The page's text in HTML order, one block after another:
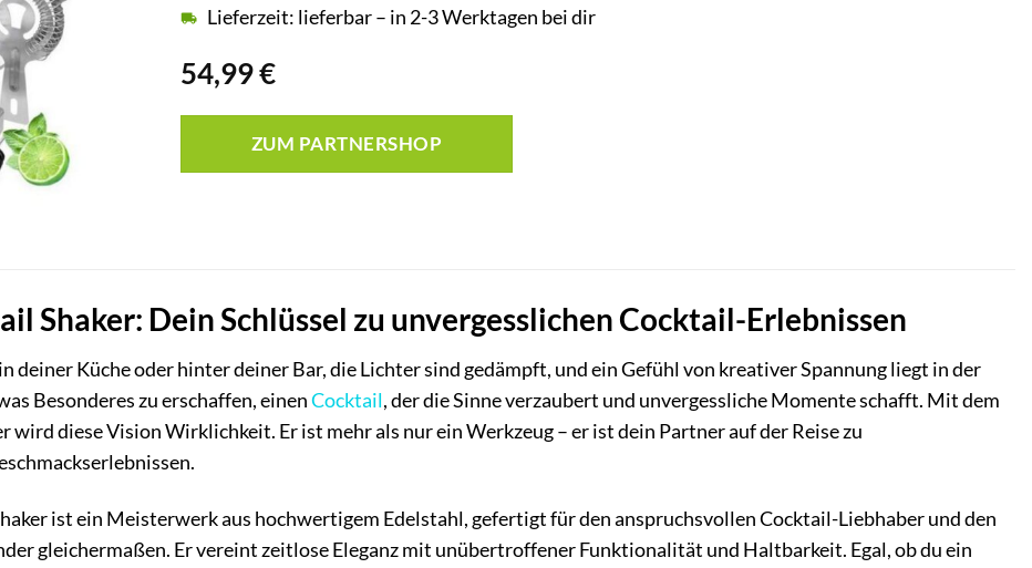
54,99€
Lieferzeit: lieferbar – in 2-3 Werktagen bei dir
ZUM PARTNERSHOP
Shaker: Dein Schlüssel zu unvergesslichen Cocktail-Erlebnissen
deiner Küche oder hinter deiner Bar, die Lichter sind gedämpft, und ein Gefühl von kreativer Spannung liegt in der
Besonderes zu erschaffen, einenCocktail, der die Sinne verzaubert und unvergessliche Momente schafft. Mit dem
wird diese Vision Wirklichkeit. Er ist mehr als nur ein Werkzeug – er ist dein Partner auf der Reise zu
ist ein Meisterwerk aus hochwertigem Edelstahl, gefertigt für den anspruchsvollen Cocktail-Liebhaber und den
gleichermaßen. Er vereint zeitlose Eleganz mit unübertroffener Funktionalität und Haltbarkeit. Egal, ob du ein